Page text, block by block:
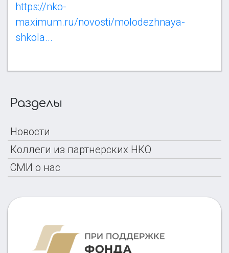
https://nko-
maximum.ru/novosti/molodezhnaya-
shkola...
Разделы
Новости
Коллеги из партнерских НКО
СМИ о нас